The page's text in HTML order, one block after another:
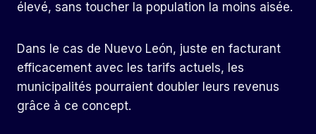
élevé, sans toucher la population la moins aisée.
Dans le cas de Nuevo León, juste en facturant
efficacement avec les tarifs actuels, les
municipalités pourraient doubler leurs revenus
grâce à ce concept.